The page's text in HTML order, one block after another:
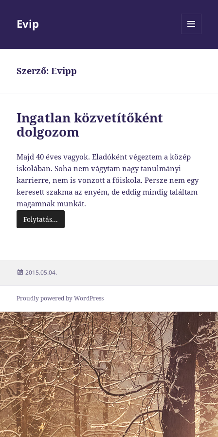
Evip
Szerző:Evipp
Ingatlan közvetítőként
dolgozom
Majd 40 éves vagyok. Eladóként végeztem a közép
iskolában. Soha nem vágytam nagy tanulmányi
karrierre, nem is vonzott a főiskola. Persze nem egy
keresett szakma az enyém, de eddig mindig találtam
magamnak munkát.
Folytatás...
Közzétéve
2015.05.04.
Proudly powered by WordPress